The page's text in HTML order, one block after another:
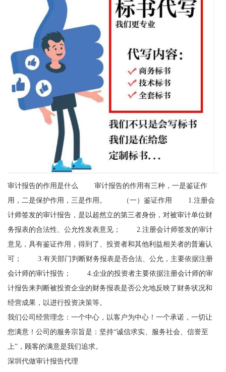
审计报告的作用是什么 审计报告的作用有三种，一是鉴证作
用，二是保护作用，三是作用。 （一）鉴证作用 1.注册会
计师签发的审计报告，是以超然立的第三者身份，对被审计单位财
务报表的合法性、公允性发表意见； 2.注册会计师签发的审计
意见，具有鉴证作用，得到了、投资者和其他利益相关者的普遍认
可； 3.有关部门判断财务报表是否合法、公允，主要依据注册
会计师的审计报告； 4.企业的投资者主要依据注册会计师的审
计报告来判断被投资企业的财务报表是否公允地反映了财务状况和
经营成果，以进行投资决策等。
我们公司经营理念：一个中心，以客户为中心！一个承诺，一切让
您满意！公司的服务宗旨是：坚持“诚信求实、服务社会、信誉至
上”，顾客的满意是我们追求。
深圳代做审计报告代理